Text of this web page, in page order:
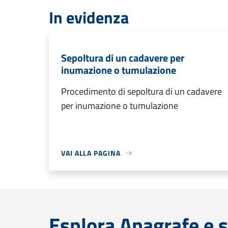
In evidenza
Sepoltura di un cadavere per
inumazione o tumulazione
Procedimento di sepoltura di un cadavere
per inumazione o tumulazione
VAI ALLA PAGINA